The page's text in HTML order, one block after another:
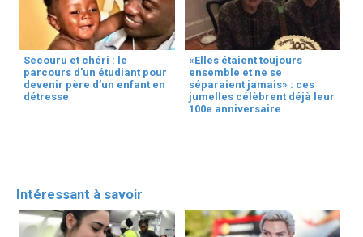
Secouru et chéri : le
parcours d’un étudiant pour
devenir père d’un enfant en
détresse
«Elles étaient toujours
ensemble et ne se
séparaient jamais» : ces
jumelles célèbrent déjà leur
100e anniversaire
Intéressant à savoir